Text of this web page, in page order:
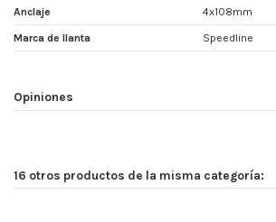
Anclaje 4x108mm
Marca de llanta Speedline
Opiniones
16 otros productos de la misma categoría: